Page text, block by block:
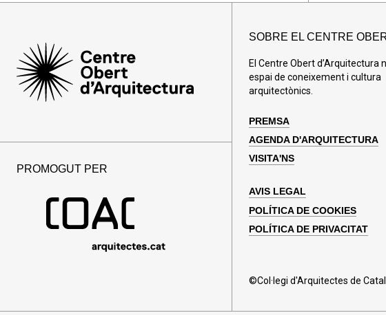
PROMOGUT PER
SOBRE EL CENTRE
El Centre Obert d’Arquitectura
espai de coneixement i cultura
arquitectònics.
PREMSA
AGENDA D'ARQUITECTURA
VISITA'NS
AVIS LEGAL
POLÍTICA DE COOKIES
POLÍTICA DE PRIVACITAT
©Col·legi d'Arquitectes de